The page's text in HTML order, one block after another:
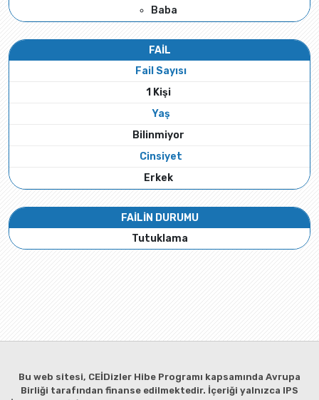
Baba
FAİL
Fail Sayısı
1 Kişi
Yaş
Bilinmiyor
Cinsiyet
Erkek
FAİLİN DURUMU
Tutuklama
Bu web sitesi, CEİDizler Hibe Programı kapsamında Avrupa
Birliği tarafından finanse edilmektedir. İçeriği yalnızca IPS